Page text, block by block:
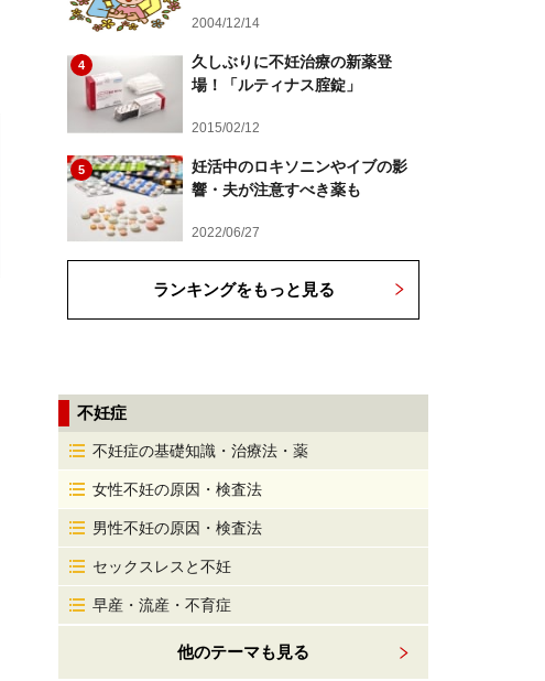
2004/12/14
4
久しぶりに不妊治療の新薬登
場！「ルティナス腟錠」
2015/02/12
5
妊活中のロキソニンやイブの影
響・夫が注意すべき薬も
2022/06/27
ランキングをもっと見る
不妊症
不妊症の基礎知識・治療法・薬
女性不妊の原因・検査法
男性不妊の原因・検査法
セックスレスと不妊
早産・流産・不育症
他のテーマも見る